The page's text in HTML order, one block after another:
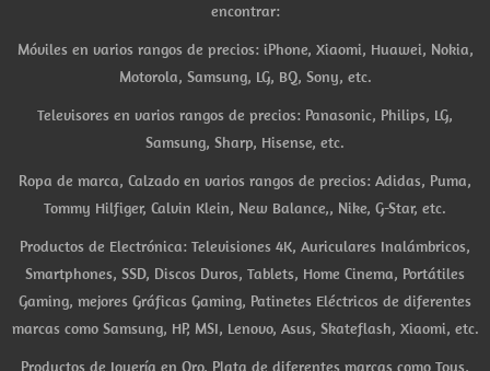
encontrar:
Móviles en varios rangos de precios: iPhone, Xiaomi, Huawei, Nokia,
Motorola, Samsung, LG, BQ, Sony, etc.
Televisores en varios rangos de precios: Panasonic, Philips, LG,
Samsung, Sharp, Hisense, etc.
Ropa de marca, Calzado en varios rangos de precios: Adidas, Puma,
Tommy Hilfiger, Calvin Klein, New Balance,, Nike, G-Star, etc.
Productos de Electrónica: Televisiones 4K, Auriculares Inalámbricos,
Smartphones, SSD, Discos Duros, Tablets, Home Cinema, Portátiles
Gaming, mejores Gráficas Gaming, Patinetes Eléctricos de diferentes
marcas como Samsung, HP, MSI, Lenovo, Asus, Skateflash, Xiaomi, etc.
Productos de Joyería en Oro, Plata de diferentes marcas como Tous,